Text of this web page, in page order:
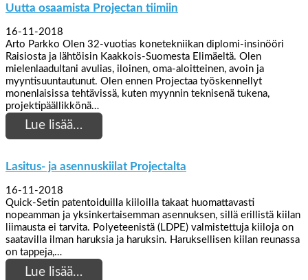
Uutta osaamista Projectan tiimiin
16-11-2018
Arto Parkko Olen 32-vuotias konetekniikan diplomi-insinööri
Raisiosta ja lähtöisin Kaakkois-Suomesta Elimäeltä. Olen
mielenlaadultani avulias, iloinen, oma-aloitteinen, avoin ja
myyntisuuntautunut. Olen ennen Projectaa työskennellyt
monenlaisissa tehtävissä, kuten myynnin teknisenä tukena,
projektipäällikkönä…
Lue lisää…
Lasitus- ja asennuskiilat Projectalta
16-11-2018
Quick-Setin patentoiduilla kiiloilla takaat huomattavasti
nopeamman ja yksinkertaisemman asennuksen, sillä erillistä kiilan
liimausta ei tarvita. Polyeteenistä (LDPE) valmistettuja kiiloja on
saatavilla ilman haruksia ja haruksin. Haruksellisen kiilan reunassa
on tappeja,…
Lue lisää…